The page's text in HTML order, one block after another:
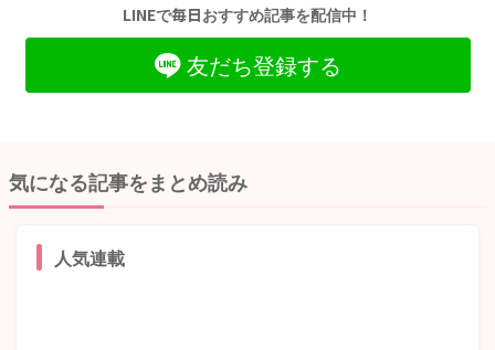
LINEで毎日おすすめ記事を配信中！
友だち登録する
気になる記事をまとめ読み
人気連載